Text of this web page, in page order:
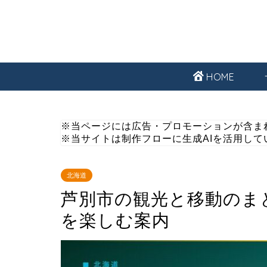
HOME
※当ページには広告・プロモーションが含ま
※当サイトは制作フローに生成AIを活用して
北海道
芦別市の観光と移動の
を楽しむ案内